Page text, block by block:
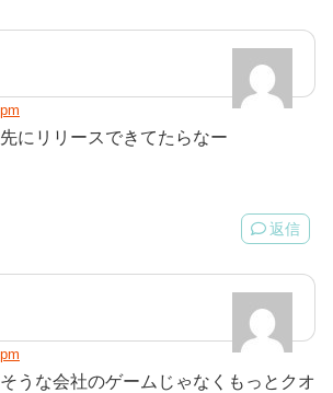
にリリースできてたらなー
返信
うな会社のゲームじゃなくもっとクオ